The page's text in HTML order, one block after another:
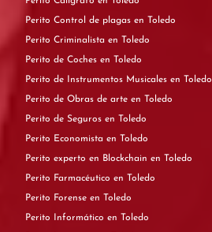
Perito Control de plagas en Toledo
Perito Criminalista en Toledo
Perito de Coches en Toledo
Perito de Instrumentos Musicales en Toledo
Perito de Obras de arte en Toledo
Perito de Seguros en Toledo
Perito Economista en Toledo
Perito experto en Blockchain en Toledo
Perito Farmacéutico en Toledo
Perito Forense en Toledo
Perito Informático en Toledo